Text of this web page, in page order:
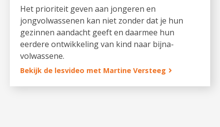
Het prioriteit geven aan jongeren en
jongvolwassenen kan niet zonder dat je hun
gezinnen aandacht geeft en daarmee hun
eerdere ontwikkeling van kind naar bijna-
volwassene.
Bekijk de lesvideo met Martine Versteeg